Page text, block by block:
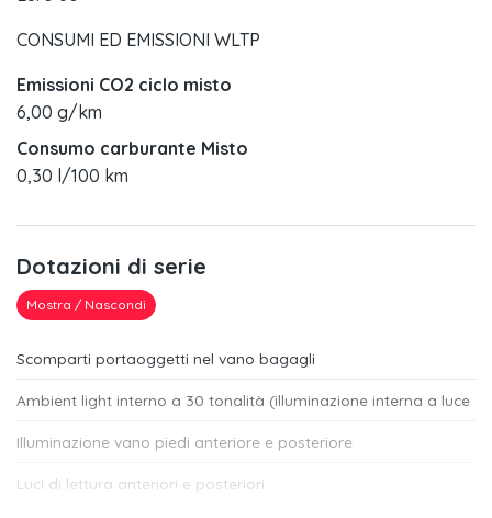
CONSUMI ED EMISSIONI WLTP
Emissioni CO2 ciclo misto
6,00 g/km
Consumo carburante Misto
0,30 l/100 km
Dotazioni di serie
Mostra / Nascondi
Scomparti portaoggetti nel vano bagagli
Ambient light interno a 30 tonalità (illuminazione interna a luce
Illuminazione vano piedi anteriore e posteriore
Luci di lettura anteriori e posteriori